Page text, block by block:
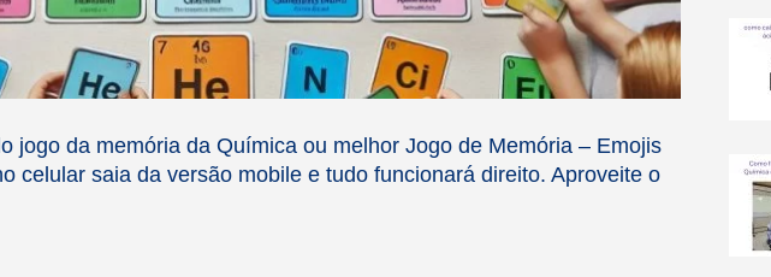
jogo da memória da Química ou melhor Jogo de Memória – Emojis
celular saia da versão mobile e tudo funcionará direito. Aproveite o